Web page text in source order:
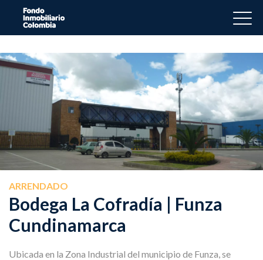
ARRENDADO
Bodega La Cofradía | Funza
Cundinamarca
Ubicada en la Zona Industrial del municipio de Funza, se